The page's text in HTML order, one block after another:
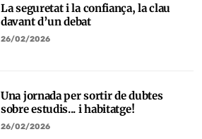
La seguretat i la confiança, la clau
davant d’un debat
26/02/2026
Una jornada per sortir de dubtes
sobre estudis... i habitatge!
26/02/2026